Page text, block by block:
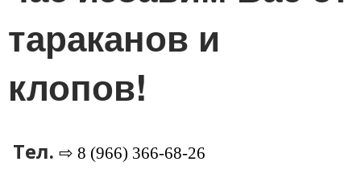
тараканов и
клопов!
Тел. ⇨ 8 (966) 366-68-26